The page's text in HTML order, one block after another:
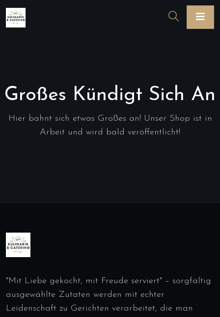
Großes Kündigt Sich An
Hier bahnt sich etwas Großes an! Unser Shop ist in
Arbeit und wird bald veröffentlicht!
"Mit Liebe gekocht, mit Freude serviert" – sorgfältig
ausgewählte Zutaten werden mit echter
Leidenschaft zu Gerichten verarbeitet, die man